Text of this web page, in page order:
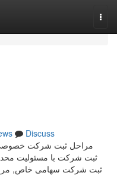
Discuss
مراحل ثبت شرکت
ثبت شرکت با مسئولیت
ثبت شرکت سهامی خاص,